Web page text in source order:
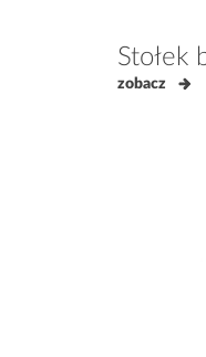
Stołek
zobacz